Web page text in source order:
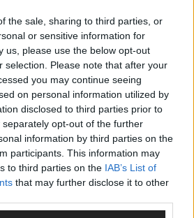
the sale, sharing to third parties, or
or sensitive information for
us, please use the below opt-out
selection. Please note that after your
you may continue seeing
on personal information utilized by
disclosed to third parties prior to
opt-out of the further
information by third parties on the
participants. This information may
to third parties on the IAB’s List of
that may further disclose it to other
und bringen’s auf den Punkt.